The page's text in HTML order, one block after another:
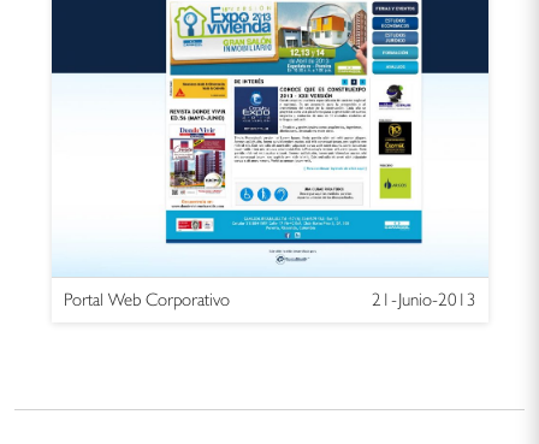
Portal Web Corporativo 21-Junio-2013